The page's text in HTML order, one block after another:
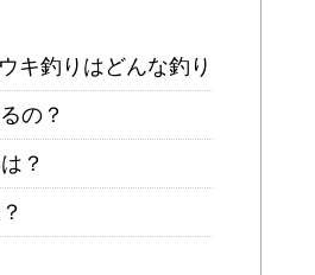
キ釣りはどんな釣り
の？
？